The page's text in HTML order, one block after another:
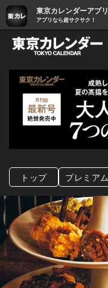
東京カレンダーアプリ
アプリなら超サクサク！
トップ プレミアム